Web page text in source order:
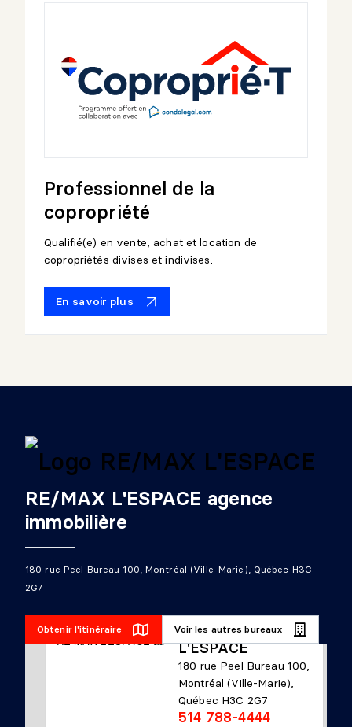
Professionnel de la
copropriété
Qualifié(e) en vente, achat et location de
copropriétés divises et indivises.
En savoir plus
RE/MAX L'ESPACE agence
immobilière
180 rue Peel Bureau 100, Montréal (Ville-Marie), Québec H3C
2G7
Obtenir l'itinéraire Voir les autres bureaux
RE/MAX
L'ESPACE
180 rue Peel Bureau 100,
Montréal (Ville-Marie),
Québec H3C 2G7
514 788-4444